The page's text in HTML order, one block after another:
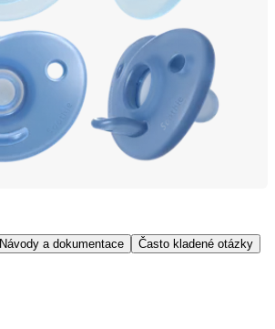
Návody a dokumentace Často kladené otázky